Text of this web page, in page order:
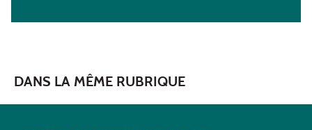
DANS LA MÊME RUBRIQUE